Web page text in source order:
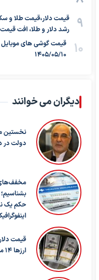
رشد دلار و طلا، افت
قیمت گوشی های
1405/05/10
دیگران می خوانند
نخستین
دولت در
حکم یک
قیمت
ارزها ۱۴ مرداد ۱۴۰۵